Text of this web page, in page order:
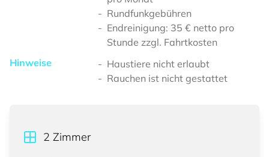
Rundfunkgebühren
Endreinigung: 35 € netto pro
Stunde zzgl. Fahrtkosten
Hinweise
Haustiere nicht erlaubt
Rauchen ist nicht gestattet
2 Zimmer